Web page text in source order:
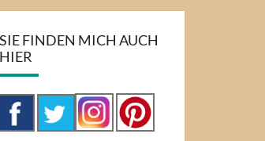
SIE FINDEN MICH AUCH
HIER